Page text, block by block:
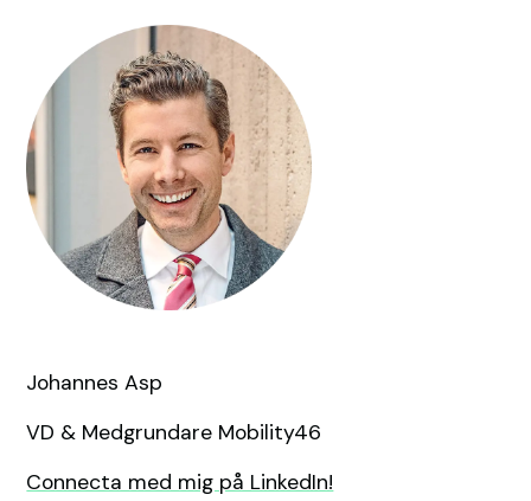
Johannes Asp
VD & Medgrundare Mobility46
Connecta med mig på LinkedIn!